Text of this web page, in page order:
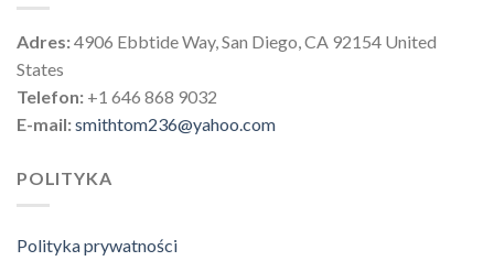
Adres:4906 Ebbtide Way, San Diego, CA 92154 United
States
Telefon: +1 646 868 9032
E-mail:smithtom236@yahoo.com
POLITYKA
Polityka prywatności